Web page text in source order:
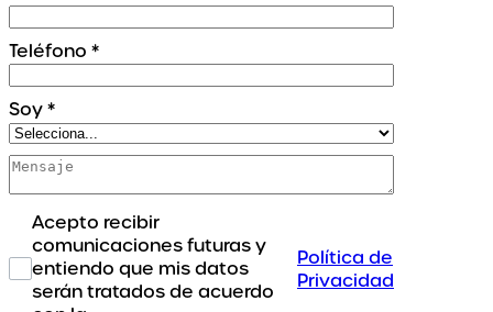
Teléfono *
Soy*
Acepto recibir
comunicaciones futuras y
entiendo que mis datos
serán tratados de acuerdo
Política de
Privacidad